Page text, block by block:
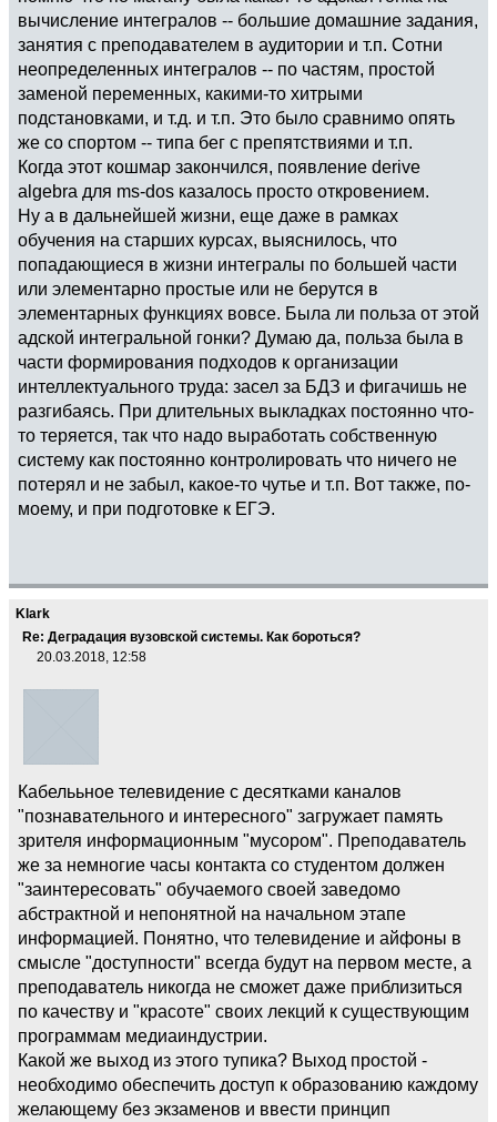
вычисление интегралов -- большие домашние задания,
занятия с преподавателем в аудитории и т.п. Сотни
неопределенных интегралов -- по частям, простой
заменой переменных, какими-то хитрыми
подстановками, и т.д. и т.п. Это было сравнимо опять
же со спортом -- типа бег с препятствиями и т.п.
Когда этот кошмар закончился, появление derive
algebra для ms-dos казалось просто откровением.
Ну а в дальнейшей жизни, еще даже в рамках
обучения на старших курсах, выяснилось, что
попадающиеся в жизни интегралы по большей части
или элементарно простые или не берутся в
элементарных функциях вовсе. Была ли польза от этой
адской интегральной гонки? Думаю да, польза была в
части формирования подходов к организации
интеллектуального труда: засел за БДЗ и фигачишь не
разгибаясь. При длительных выкладках постоянно что-
то теряется, так что надо выработать собственную
систему как постоянно контролировать что ничего не
потерял и не забыл, какое-то чутье и т.п. Вот также, по-
моему, и при подготовке к ЕГЭ.
Klark
Re: Деградация вузовской системы. Как бороться?
20.03.2018, 12:58
Кабелььное телевидение с десятками каналов
"познавательного и интересного" загружает память
зрителя информационным "мусором". Преподаватель
же за немногие часы контакта со студентом должен
"заинтересовать" обучаемого своей заведомо
абстрактной и непонятной на начальном этапе
информацией. Понятно, что телевидение и айфоны в
смысле "доступности" всегда будут на первом месте, а
преподаватель никогда не сможет даже приблизиться
по качеству и "красоте" своих лекций к существующим
программам медиаиндустрии.
Какой же выход из этого тупика? Выход простой -
необходимо обеспечить доступ к образованию каждому
желающему без экзаменов и ввести принцип